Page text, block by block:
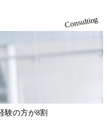
て顧客の要望や提案を柔
を回すため、ご自身の提
すく、高い貢献度を実感で
喫煙専用室あり) ・就業規
的に禁止 ・禁煙サポート
以下いずれかのご経験をお
ア開発経験3年以上 ・要
年以上 ・PMO経験2年以上
計までのいずれかの上流
マネジメント経験 ・お客
織課題に対して主体的に業
アジャイル/スクラムへの興
各回50分程度を想定 オ
サルの基礎を支援)を魅力
を選ぶ方も多数 アビーム
テム、とイメージされる
略策定や新規事業立案な
の戦略案件も多く存在 特に
域ではBig4に先んじて注力
社員の多様化する生活ス
た働きやすい職場環境を
ト制度を導入している 多
取り組み、また、フレッ
度、フルリモート制度な
制度が整備されている 202
年8月12日(水) 16:00 202
NGOなどの非営利団体に
ている。 2026年8月29日
切りに1か月程度のプログラ
～13:30 2026年8月12
では、「Tokyo Be Bold Pr
ログラム)」を実施いたし
ューションを提供し、複
チームのダイバーシティ
な視点と高い志を持つ女
考え、プログラムを開催
か」、「ケース面接の経
などのお声をたくさんい
Consulting
験の方が8割